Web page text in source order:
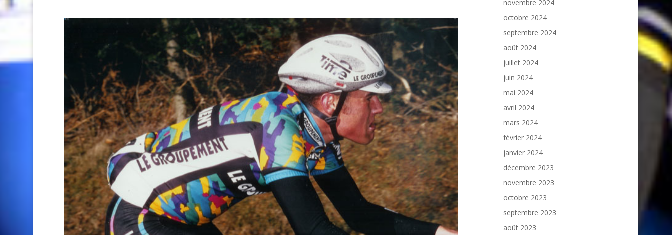
novembre 2024
octobre 2024
septembre 2024
août 2024
juillet 2024
juin 2024
mai 2024
avril 2024
mars 2024
février 2024
janvier 2024
décembre 2023
novembre 2023
octobre 2023
septembre 2023
août 2023